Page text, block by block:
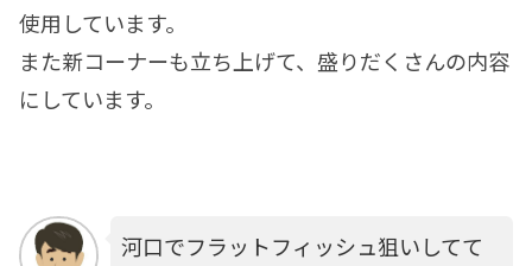
使用しています。
また新コーナーも立ち上げて、盛りだくさんの内容
にしています。
河口でフラットフィッシュ狙いしてて